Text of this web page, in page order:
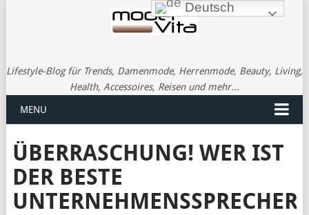
Lifestyle-Blog für Trends, Damenmode, Herrenmode, Beauty, Living,
Health, Accessoires, Reisen und mehr...
MENU
ÜBERRASCHUNG! WER IST
DER BESTE
UNTERNEHMENSSPRECHER?
Deutsch